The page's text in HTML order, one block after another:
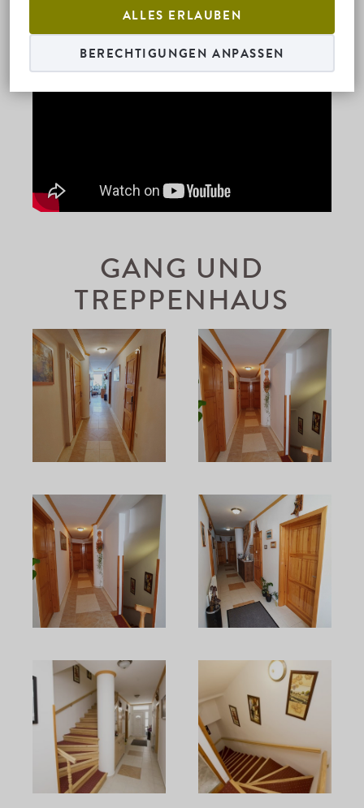
ALLES ERLAUBEN
BERECHTIGUNGEN ANPASSEN
GANG UND
TREPPENHAUS